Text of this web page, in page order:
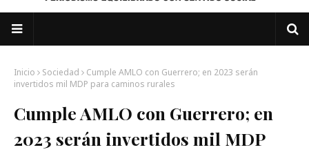
Inicio Sociedad
Cumple AMLO con Guerrero; en 2023 serán
invertidos mil MDP para caminos rurales
Cumple AMLO con Guerrero; en
2023 serán invertidos mil MDP